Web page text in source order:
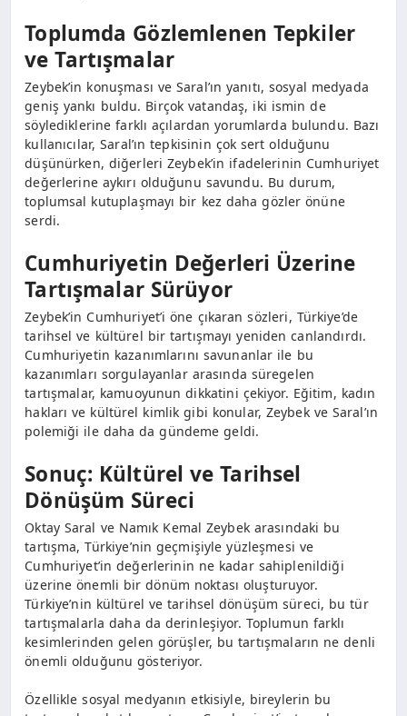
Toplumda Gözlemlenen Tepkiler
ve Tartışmalar
Zeybek’in konuşması ve Saral’ın yanıtı, sosyal medyada
geniş yankı buldu. Birçok vatandaş, iki ismin de
söylediklerine farklı açılardan yorumlarda bulundu. Bazı
kullanıcılar, Saral’ın tepkisinin çok sert olduğunu
düşünürken, diğerleri Zeybek’in ifadelerinin Cumhuriyet
değerlerine aykırı olduğunu savundu. Bu durum,
toplumsal kutuplaşmayı bir kez daha gözler önüne
serdi.
Cumhuriyetin Değerleri Üzerine
Tartışmalar Sürüyor
Zeybek’in Cumhuriyet’i öne çıkaran sözleri, Türkiye’de
tarihsel ve kültürel bir tartışmayı yeniden canlandırdı.
Cumhuriyetin kazanımlarını savunanlar ile bu
kazanımları sorgulayanlar arasında süregelen
tartışmalar, kamuoyunun dikkatini çekiyor. Eğitim, kadın
hakları ve kültürel kimlik gibi konular, Zeybek ve Saral’ın
polemiği ile daha da gündeme geldi.
Sonuç: Kültürel ve Tarihsel
Dönüşüm Süreci
Oktay Saral ve Namık Kemal Zeybek arasındaki bu
tartışma, Türkiye’nin geçmişiyle yüzleşmesi ve
Cumhuriyet’in değerlerinin ne kadar sahiplenildiği
üzerine önemli bir dönüm noktası oluşturuyor.
Türkiye’nin kültürel ve tarihsel dönüşüm süreci, bu tür
tartışmalarla daha da derinleşiyor. Toplumun farklı
kesimlerinden gelen görüşler, bu tartışmaların ne denli
önemli olduğunu gösteriyor.
Özellikle sosyal medyanın etkisiyle, bireylerin bu